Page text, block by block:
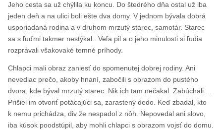
Jeho cesta sa už chýlila ku koncu. Do štedrého dňa ostal už iba
jeden deň a na ulici boli ešte dva domy. V jednom bývala dobrá
usporiadaná rodina a v druhom mrzutý starec, samotár. Starec
sa s ľuďmi takmer nestýkal.. Veľa pil a o jeho minulosti si ľudia
rozprávali všakovaké temné príhody.
Chlapci mali obraz zaniesť do spomenutej dobrej rodiny. Ani
nevediac prečo, akoby hnaní, zabočili s obrazom do pustého
dvora, kde býval mrzutý starec. Nik ich tam nečakal. Zabúchali ...
Prišiel im otvoriť potácajúci sa, zarastený dedo. Keď zbadal, kto
k nemu prichádza, div že nespadol z nôh. Nepovedal ani slovo,
iba kúsok poodstúpil, aby mohli chlapci s obrazom vojsť do domu.